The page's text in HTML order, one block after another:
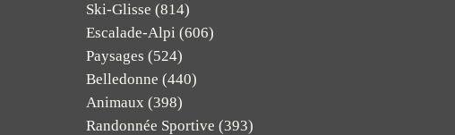
Ski-Glisse (814)
Escalade-Alpi (606)
Paysages (524)
Belledonne (440)
Animaux (398)
Randonnée Sportive (393)